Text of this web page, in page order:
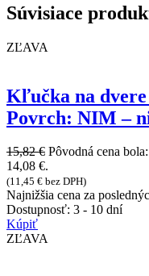
Súvisiace
ZĽAVA
Kľučka na
Povrch: NIM –
15,82€ Pôvodná cena
14,08 €.
(11,45 € bez DPH)
Najnižšia cena za
Dostupnosť: 3 - 10 dní
Kúpiť
ZĽAVA